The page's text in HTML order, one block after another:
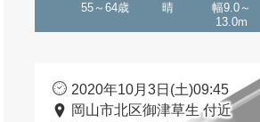
55～64歳 晴
幅9.0～
13.0m
2020年10月3日(土)09:45
岡山市北区御津草生 付近